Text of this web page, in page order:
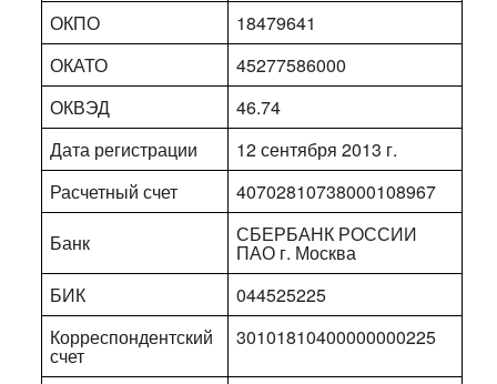
ОКПО
18479641
ОКАТО
45277586000
ОКВЭД
46.74
Дата регистрации
12 сентября 2013 г.
Расчетный счет
40702810738000108967
Банк
СБЕРБАНК РОССИИ
ПАО г. Москва
БИК
044525225
Корреспондентский
счет
30101810400000000225